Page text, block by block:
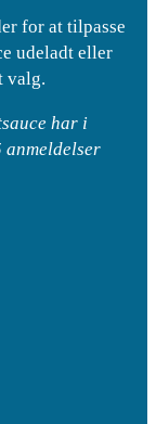
for at tilpasse
udeladt eller
valg.
har i
anmeldelser